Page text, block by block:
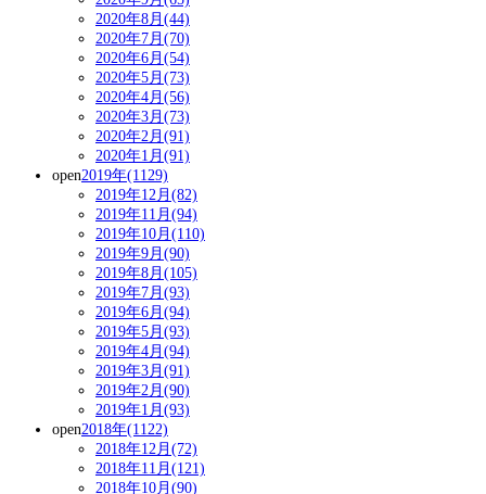
2020年8月(44)
2020年7月(70)
2020年6月(54)
2020年5月(73)
2020年4月(56)
2020年3月(73)
2020年2月(91)
2020年1月(91)
open2019年(1129)
2019年12月(82)
2019年11月(94)
2019年10月(110)
2019年9月(90)
2019年8月(105)
2019年7月(93)
2019年6月(94)
2019年5月(93)
2019年4月(94)
2019年3月(91)
2019年2月(90)
2019年1月(93)
open2018年(1122)
2018年12月(72)
2018年11月(121)
2018年10月(90)